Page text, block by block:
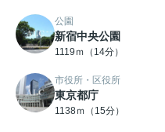
公園
新宿中央公園
1119ｍ（14分）
市役所・区役所
東京都庁
1138ｍ（15分）